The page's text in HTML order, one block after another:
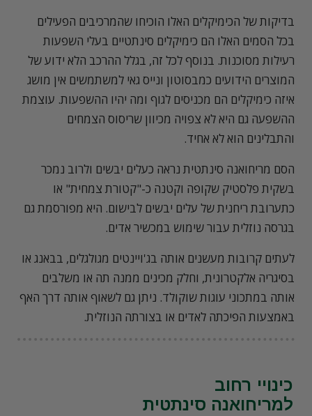
בדיקות של הכימיקלים האלו הוכיחו שהמרכיבים הפעילים
בכל הסמים האלו הם כימיקלים סינתטיים בעלי השפעות
רעילות מסוכנות. בנוסף לכל זה, בגלל ההרכב הלא ידוע של
המוצרים הידועים כמבסוטון ונייס גאי למשתמשים אין מושג
איזה כימיקלים הם מכניסים לגוף ומה יהיו ההשפעות. עוצמת
ההשפעה גם היא לא צפויה מכיוון שריסוס הצמחים
והתבלינים הוא לא אחיד.
הסם מריחואנה סינתטית נראה כעלים יבשים ולרוב נמכר
בשקית פלסטיק שקופה וקטנה כ-"קטורת צמחית" או
כתערובת ריחנית של עלים יבשים לבישום. היא מפורסמת גם
בגרסה נוזלית עבור שימוש במכשיר אדים.
לעתים קרובות מעשנים אותה בג'ויינטים מגולגלים, בבאנג או
בסיגריה אלקטרונית, וחלק מכינים ממנה תה או משלבים
אותה במתכוני עוגות שוקולד. ניתן גם לשאוף אותה דרך האף
באמצעות הפיכתה לאדים או בצורתה הנוזלית.
כינויי רחוב
למריחואנה סינתטית